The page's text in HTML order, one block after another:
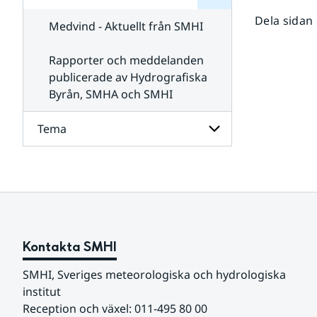
Kontakta
SMHI
Medvind - Aktuellt från SMHI
Rapporter och meddelanden
publicerade av Hydrografiska
Byrån, SMHA och SMHI
Tema
Tema
Dela sidan
Kontakta SMHI
SMHI, Sveriges meteorologiska och hydrologiska
institut
Reception och växel: 011-495 80 00